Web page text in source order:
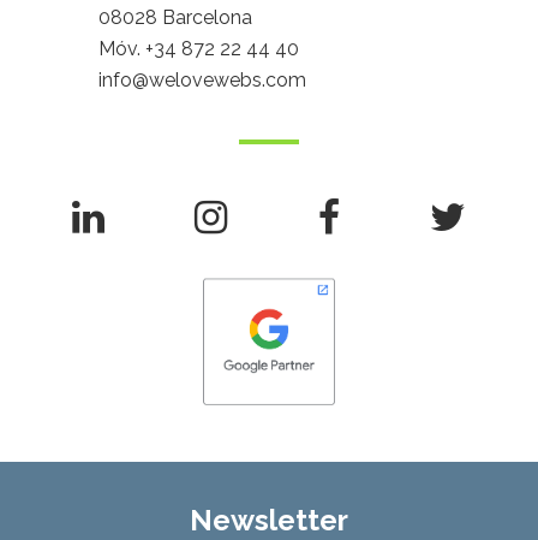
08028 Barcelona
Móv.+34 872 22 44 40
info@welovewebs.com
Newsletter